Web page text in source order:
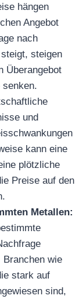
hängen
Angebot
nach
steigen
Überangebot
und
kann eine
plötzliche
Preise auf den
Metallen:
wie
stark auf
sind,